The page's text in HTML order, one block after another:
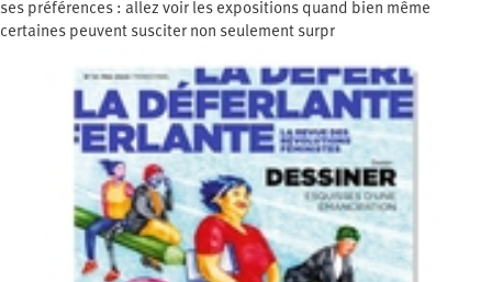
ses préférences : allez voir les expositions quand bien même
certaines peuvent susciter non seulement surpr